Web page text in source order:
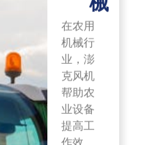
在农用
机械行
业，澎
克风机
帮助农
业设备
提高工
作效